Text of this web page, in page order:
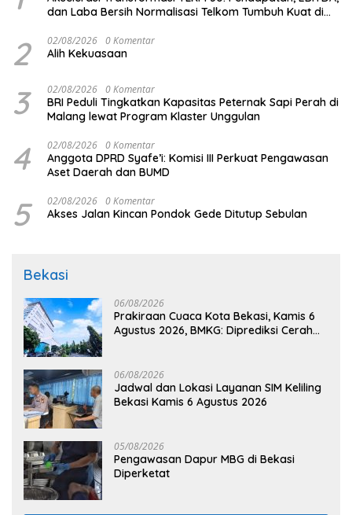
dan Laba Bersih Normalisasi Telkom Tumbuh Kuat di
2 02/08/2026 0 Komentar
Alih Kekuasaan
3 02/08/2026 0 Komentar
BRI Peduli Tingkatkan Kapasitas Peternak Sapi Perah di
Malang lewat Program Klaster Unggulan
4 02/08/2026 0 Komentar
Anggota DPRD Syafe’i: Komisi III Perkuat Pengawasan
Aset Daerah dan BUMD
5 02/08/2026 0 Komentar
Akses Jalan Kincan Pondok Gede Ditutup Sebulan
Bekasi
06/08/2026
Prakiraan Cuaca Kota Bekasi, Kamis 6
Agustus 2026, BMKG: Diprediksi Cerah
06/08/2026
Jadwal dan Lokasi Layanan SIM Keliling
Bekasi Kamis 6 Agustus 2026
05/08/2026
Pengawasan Dapur MBG di Bekasi
Diperketat